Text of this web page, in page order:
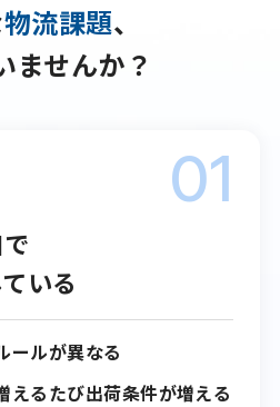
物流課題、
ませんか？
01
ている
ールが異なる
えるたび出荷条件が増える